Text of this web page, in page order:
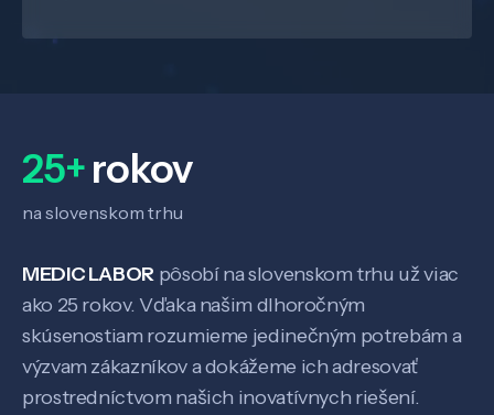
Veda a výskum
Pôsobenie
25+rokov
na slovenskom trhu
MEDIC LABOR pôsobí na slovenskom trhu už viac
ako 25 rokov. Vďaka našim dlhoročným
skúsenostiam rozumieme jedinečným potrebám a
výzvam zákazníkov a dokážeme ich adresovať
prostredníctvom našich inovatívnych riešení.